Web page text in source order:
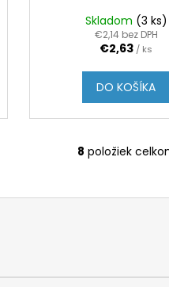
Skladom (3 ks)
€2,14 bez DPH
€2,63 / ks
DO KOŠÍKA
O
d
v
8 položiek